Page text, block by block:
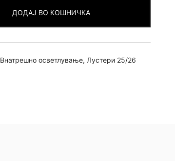
ДОДАЈ ВО КОШНИЧКА
Внатрешно осветлување, Лустери 25/26